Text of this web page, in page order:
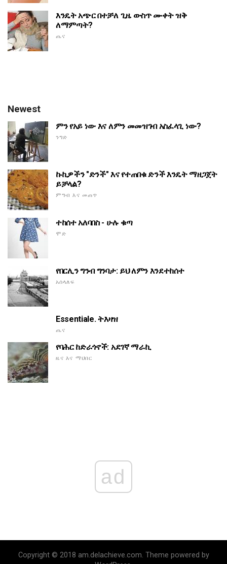
እንዴት አጭር በተቻለ ጊዜ ውስጥ ሙቀት ዝቅ
ለማምጣት?
ጤና
Newest
ምን የአይ ነው እና ለምን መመዝገብ አስፈላጊ ነው?
ንግድ
ኩኪዎችን "ድንች" እና የተጠበቁ ድንች እንዴት ማዘጋጀት
ይቻላል?
ምግብ እና መጠጥ
ተከሰተ አለባበስ - ሁሉ ቁጣ
ሞድ
የበርሊን ግንብ ግንባታ: ይህ ለምን እንደተከሰተ
አሰላለፍ
Essentiale. ትእዛዝ
ጤና
የባሕር ከድራጎኖች: አደገኛ ማራኪ
ዜና እና ማህበር
ad
Copyright © 2018 am.delachieve.com. Theme powered by